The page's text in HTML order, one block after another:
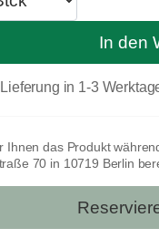
Ihnen das Produkt
70 in 10719 Berlin
in 1-3
In den